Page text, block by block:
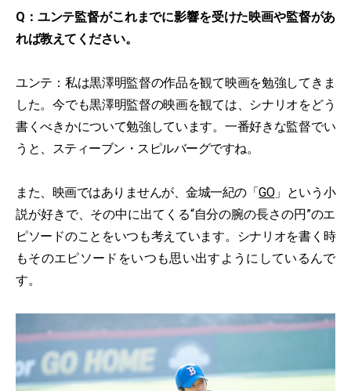
Q：ユンテ監督がこれまでに影響を受けた映画や監督があ
れば教えてください。
ユンテ：私は黒澤明監督の作品を観て映画を勉強してきま
した。今でも黒澤明監督の映画を観ては、シナリオをどう
書くべきかについて勉強しています。一番好きな監督でい
うと、スティーブン・スピルバーグですね。
また、映画ではありませんが、金城一紀の「GO」という小
説が好きで、その中に出てくる“自分の腕の長さの円”のエ
ピソードのことをいつも考えています。シナリオを書く時
もそのエピソードをいつも思い出すようにしているんで
す。